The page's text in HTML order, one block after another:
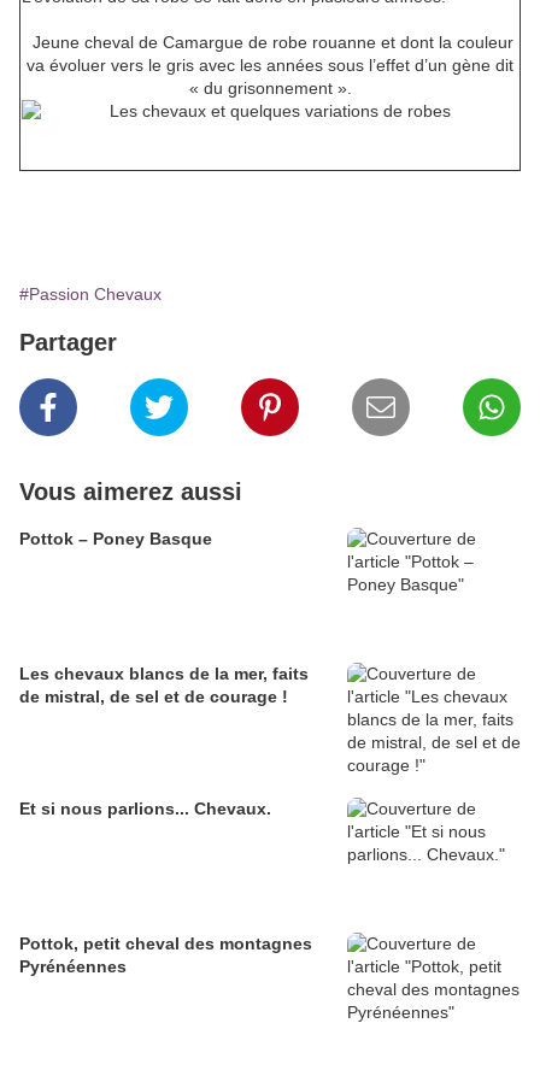
Jeune cheval de Camargue de robe rouanne et dont la couleur
va évoluer vers le gris avec les années sous l’effet d’un gène dit
« du grisonnement ».
#Passion Chevaux
Partager
Vous aimerez aussi
Pottok – Poney Basque
Les chevaux blancs de la mer, faits
de mistral, de sel et de courage !
Et si nous parlions... Chevaux.
Pottok, petit cheval des montagnes
Pyrénéennes